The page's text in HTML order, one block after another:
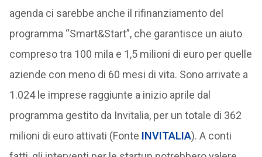
agenda ci sarebbe anche il rifinanziamento del
programma “Smart&Start”, che garantisce un aiuto
compreso tra 100 mila e 1,5 milioni di euro per quelle
aziende con meno di 60 mesi di vita. Sono arrivate a
1.024 le imprese raggiunte a inizio aprile dal
programma gestito da Invitalia, per un totale di 362
milioni di euro attivati (Fonte INVITALIA). A conti